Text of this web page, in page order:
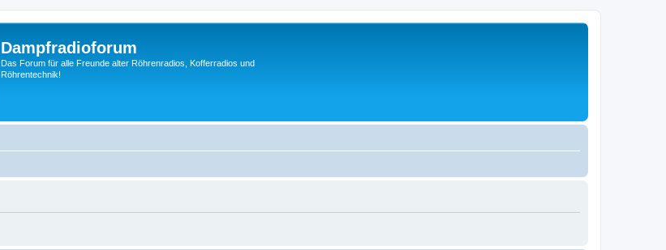
Dampfradioforum
Das Forum für alle Freunde alter Röhrenradios, Kofferradios und
Röhrentechnik!